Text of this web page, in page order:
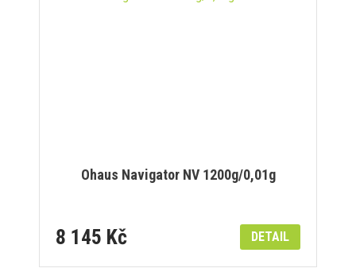
Ohaus Navigator NV 1200g/0,01g
8 145 Kč DETAIL